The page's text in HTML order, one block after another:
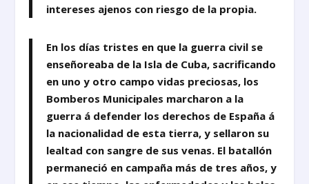
intereses ajenos con riesgo de la propia.
En los días tristes en que la guerra civil se
enseñoreaba de la Isla de Cuba, sacrificando
en uno y otro campo vidas preciosas, los
Bomberos Municipales marcharon a la
guerra á defender los derechos de España á
la nacionalidad de esta tierra, y sellaron su
lealtad con sangre de sus venas. El batallón
permaneció en campaña más de tres años, y